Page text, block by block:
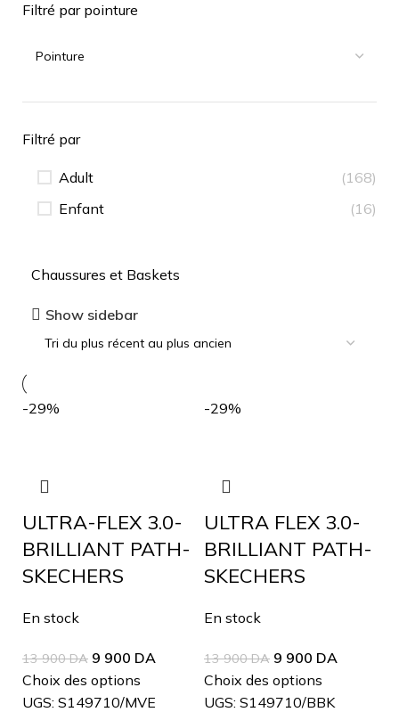
Filtré par pointure
Filtré par
Adult
(168)
Enfant
(16)
Chaussures et Baskets
Show sidebar
-29%
ULTRA-FLEX 3.0-
BRILLIANT PATH-
SKECHERS
En stock
13 900DA 9 900 DA
Choix des options
UGS: S149710/MVE
-29%
ULTRA FLEX 3.0-
BRILLIANT PATH-
SKECHERS
En stock
13 900DA 9 900 DA
Choix des options
UGS: S149710/BBK